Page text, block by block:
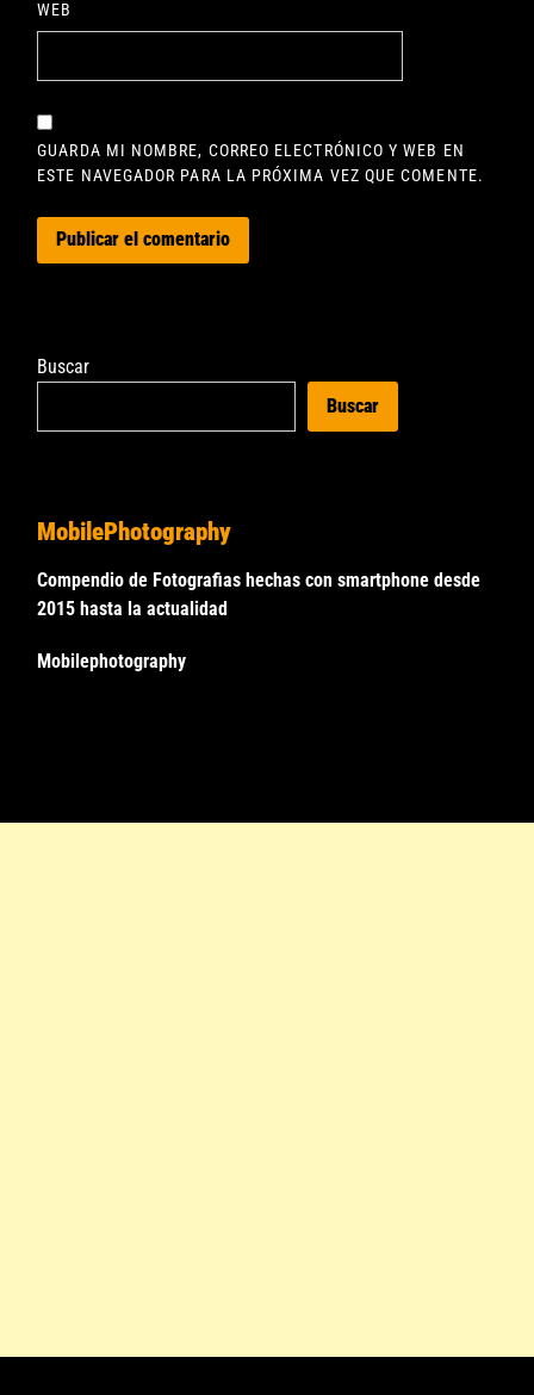
WEB
GUARDA MI NOMBRE, CORREO ELECTRÓNICO Y WEB EN
ESTE NAVEGADOR PARA LA PRÓXIMA VEZ QUE COMENTE.
Buscar
Buscar
MobilePhotography
Compendio de Fotografias hechas con smartphone desde
2015 hasta la actualidad
Mobilephotography